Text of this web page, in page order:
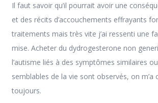
Il faut savoir qu’il pourrait avoir une
et des récits d’accouchements effrayants
traitements mais très vite j’ai ressenti une
mise. Acheter du dydrogesterone non
l’autisme liés à des symptômes similaires
semblables de la vie sont observés, on
toujours.
Fabre